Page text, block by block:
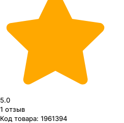
5.0
1 отзыв
Код товара: 1961394